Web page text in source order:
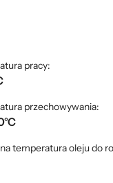
pracy:
przechowywania:
temperatura oleju do